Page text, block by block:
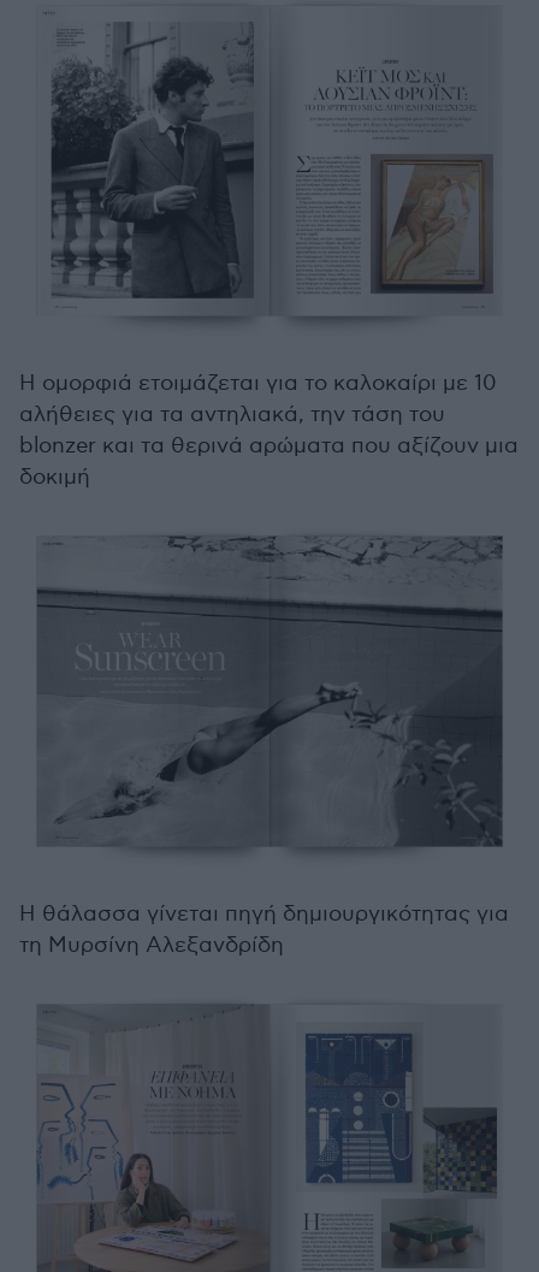
Η ομορφιά ετοιμάζεται για το καλοκαίρι με 10
αλήθειες για τα αντηλιακά, την τάση του
blonzer και τα θερινά αρώματα που αξίζουν μια
δοκιμή
Η θάλασσα γίνεται πηγή δημιουργικότητας για
τη Μυρσίνη Αλεξανδρίδη